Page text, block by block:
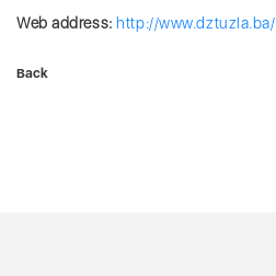
Web address: http://www.dztuzla.ba/
Back